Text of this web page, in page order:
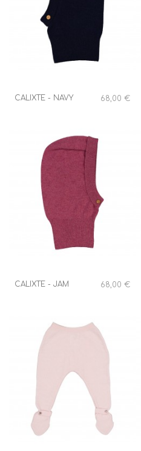
CALIXTE - NAVY 68,00 €
CALIXTE - JAM 68,00 €